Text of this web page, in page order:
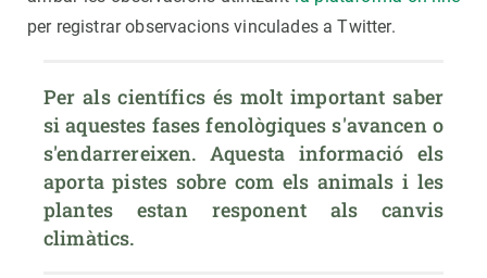
per registrar observacions vinculades a Twitter.
Per als científics és molt important saber
si aquestes fases fenològiques s'avancen o
s'endarrereixen. Aquesta informació els
aporta pistes sobre com els animals i les
plantes estan responent als canvis
climàtics.